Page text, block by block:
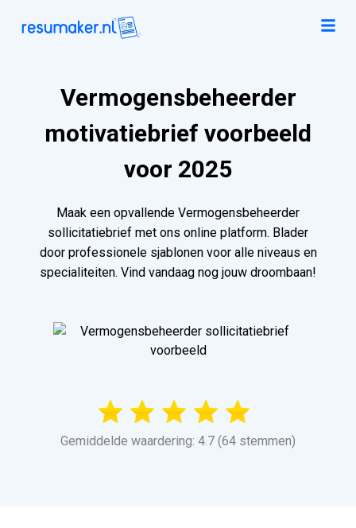
Vermogensbeheerder
motivatiebrief voorbeeld
voor 2025
Maak een opvallende Vermogensbeheerder
sollicitatiebrief met ons online platform. Blader
door professionele sjablonen voor alle niveaus en
specialiteiten. Vind vandaag nog jouw droombaan!
Gemiddelde waardering: 4.7 (64 stemmen)